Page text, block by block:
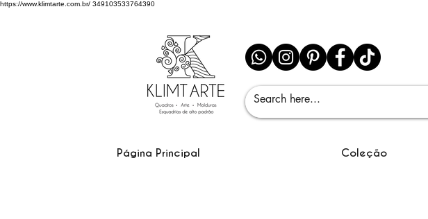
https://www.klimtarte.com.br/ 349103533764390
Página Principal Coleção